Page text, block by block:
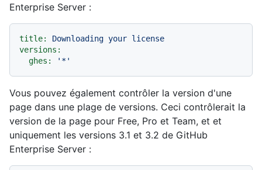
Enterprise Server :
title: Downloading your license
versions:
ghes:
'*'
Vous pouvez également contrôler la version d'une
page dans une plage de versions. Ceci contrôlerait la
version de la page pour Free, Pro et Team, et et
uniquement les versions 3.1 et 3.2 de GitHub
Enterprise Server :